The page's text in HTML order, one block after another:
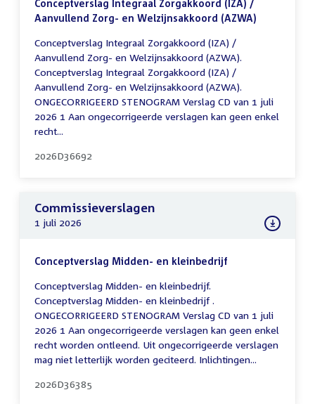
Conceptverslag Integraal Zorgakkoord (IZA) /
Aanvullend Zorg- en Welzijnsakkoord (AZWA)
Conceptverslag Integraal Zorgakkoord (IZA) /
Aanvullend Zorg- en Welzijnsakkoord (AZWA).
Conceptverslag Integraal Zorgakkoord (IZA) /
Aanvullend Zorg- en Welzijnsakkoord (AZWA).
ONGECORRIGEERD STENOGRAM Verslag CD van 1 juli
2026 1 Aan ongecorrigeerde verslagen kan geen enkel
recht...
2026D36692
Commissieverslagen
1 juli 2026
Conceptverslag Midden- en kleinbedrijf
Conceptverslag Midden- en kleinbedrijf.
Conceptverslag Midden- en kleinbedrijf .
ONGECORRIGEERD STENOGRAM Verslag CD van 1 juli
2026 1 Aan ongecorrigeerde verslagen kan geen enkel
recht worden ontleend. Uit ongecorrigeerde verslagen
mag niet letterlijk worden geciteerd. Inlichtingen...
2026D36385